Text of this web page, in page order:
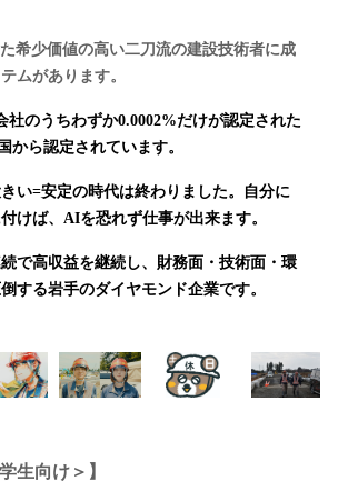
希少価値の高い二刀流の建設技術者に成
ムがあります。
社のうちわずか0.0002%だけが認定された
から認定されています。
い=安定の時代は終わりました。自分に
けば、AIを恐れず仕事が出来ます。
で高収益を継続し、財務面・技術面・環
する岩手のダイヤモンド企業です。
生向け＞】